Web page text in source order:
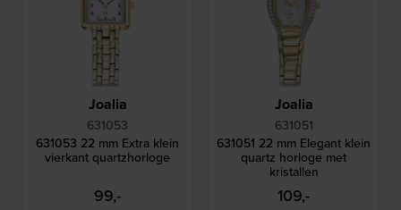
Joalia
631053
631053 22 mm Extra klein
vierkant quartzhorloge
99,-
Joalia
631051
631051 22 mm Elegant klein
quartz horloge met
kristallen
109,-